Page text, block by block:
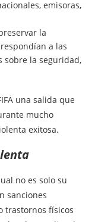
emisoras,
la
a las
sobre la seguridad,
una salida que
mucho
exitosa.
no es solo su
sanciones
trastornos físicos